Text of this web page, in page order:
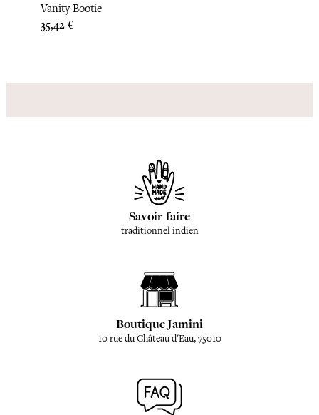
Vanity Bootie
Prix
35,42 €
Savoir-faire
traditionnel indien
Boutique Jamini
10 rue du Château d'Eau, 75010